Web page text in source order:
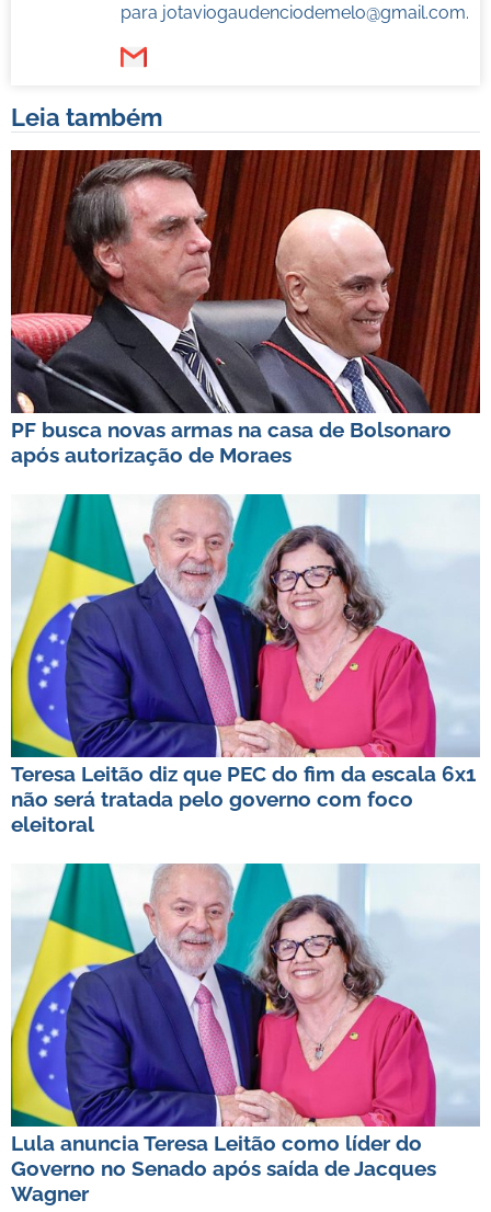
para jotaviogaudenciodemelo@gmail.com.
Leia também
PF busca novas armas na casa de Bolsonaro
após autorização de Moraes
Teresa Leitão diz que PEC do fim da escala 6x1
não será tratada pelo governo com foco
eleitoral
Lula anuncia Teresa Leitão como líder do
Governo no Senado após saída de Jacques
Wagner